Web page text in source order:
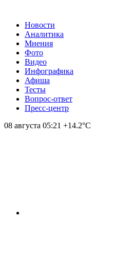
Новости
Аналитика
Мнения
Фото
Видео
Инфографика
Афиша
Тесты
Вопрос-ответ
Пресс-центр
08 августа 05:21 +14.2°С